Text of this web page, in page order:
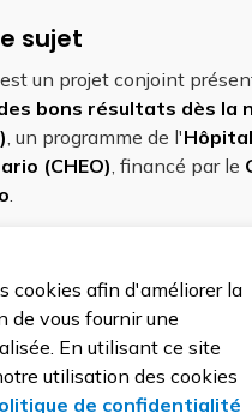
cookies afin d'améliorer la
de vous fournir une
En utilisant ce site
utilisation des cookies
de confidentialité
sujet
un projet conjoint
bons résultats dès la
, un programme de l'
(CHEO), financé par le
.